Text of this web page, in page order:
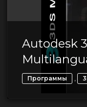
Autodesk
Программы ,